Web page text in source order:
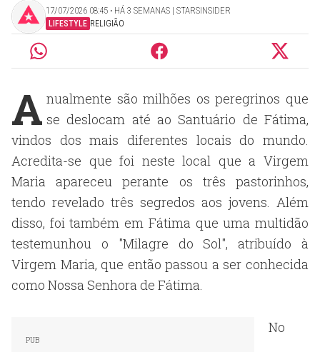
17/07/2026 08:45 ‧ HÁ 3 SEMANAS | STARSINSIDER
LIFESTYLE RELIGIÃO
A nualmente são milhões os peregrinos que
se deslocam até ao Santuário de Fátima,
vindos dos mais diferentes locais do mundo.
Acredita-se que foi neste local que a Virgem
Maria apareceu perante os três pastorinhos,
tendo revelado três segredos aos jovens. Além
disso, foi também em Fátima que uma multidão
testemunhou o "Milagre do Sol", atribuído à
Virgem Maria, que então passou a ser conhecida
como Nossa Senhora de Fátima.
No